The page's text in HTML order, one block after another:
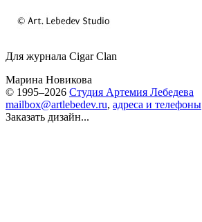
Для журнала Cigar Clan
Марина Новикова
© 1995–2026 Студия Артемия Лебедева
mailbox@artlebedev.ru, адреса и телефоны
Заказать дизайн...